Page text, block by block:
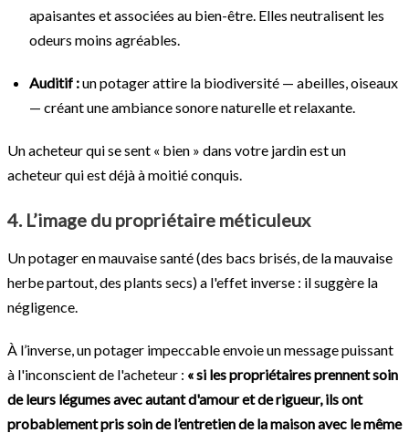
apaisantes et associées au bien-être. Elles neutralisent les
odeurs moins agréables.
Auditif :un potager attire la biodiversité — abeilles, oiseaux
— créant une ambiance sonore naturelle et relaxante.
Un acheteur qui se sent « bien » dans votre jardin est un
acheteur qui est déjà à moitié conquis.
4. L’image du propriétaire méticuleux
Un potager en mauvaise santé (des bacs brisés, de la mauvaise
herbe partout, des plants secs) a l'effet inverse : il suggère la
négligence.
À l’inverse, un potager impeccable envoie un message puissant
à l'inconscient de l'acheteur : « si les propriétaires prennent soin
de leurs légumes avec autant d'amour et de rigueur, ils ont
probablement pris soin de l’entretien de la maison avec le même